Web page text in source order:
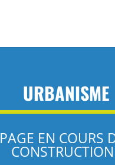
URBANISME
PAGE EN COURS
CONSTRUCTION